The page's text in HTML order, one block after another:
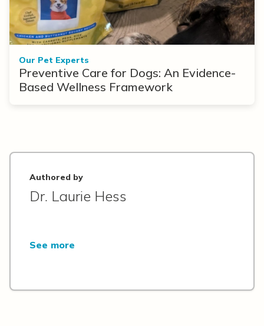
Our Pet Experts
Preventive Care for Dogs: An Evidence-
Based Wellness Framework
Authored by
Dr. Laurie Hess
See more